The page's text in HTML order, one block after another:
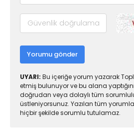
Yorumu gönder
UYARI: Bu içeriğe yorum yazarak
etmiş bulunuyor ve bu alana
doğrudan veya dolaylı tüm
üstleniyorsunuz. Yazılan tüm
hiçbir şekilde sorumlu tutulamaz.